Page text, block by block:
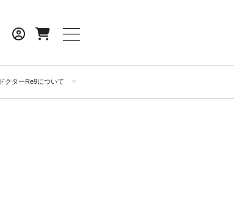
ドクターRe9について